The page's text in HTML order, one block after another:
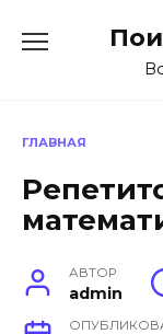
ГЛАВНАЯ
АВТОР
admin